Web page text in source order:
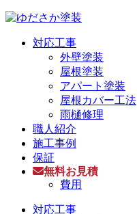
対応工事
外壁塗装
屋根塗装
アパート塗装
屋根カバー工法
雨樋修理
職人紹介
施工事例
保証
無料お見積
費用
対応工事